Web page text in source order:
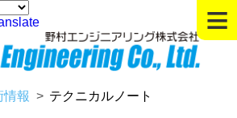
≡
情報 テクニカルノート